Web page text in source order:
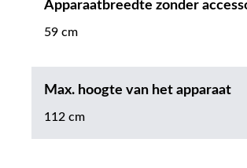
Apparaatbreedte zonder
59 cm
Max. hoogte van het apparaat
112 cm